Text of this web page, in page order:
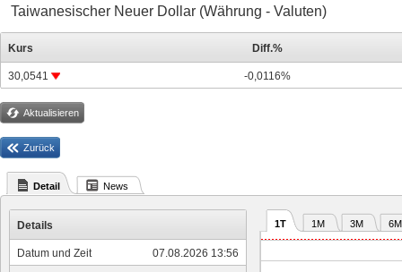
Taiwanesischer Neuer Dollar (Währung - Valuten)
Kurs Diff.%
30,0541 -0,0116%
Aktualisieren
Zurück
Detail News
Details
Datum und Zeit 07.08.2026 13:56
1T 1M 3M 6M